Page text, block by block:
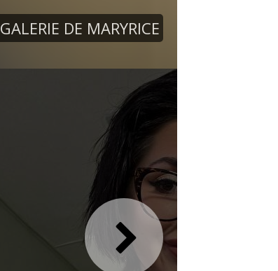
GALERIE DE MARYRICE